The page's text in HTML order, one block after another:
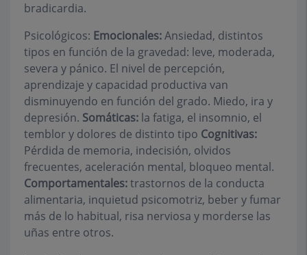
bradicardia.
Psicológicos: Emocionales:Ansiedad, distintos
tipos en función de la gravedad: leve, moderada,
severa y pánico. El nivel de percepción,
aprendizaje y capacidad productiva van
disminuyendo en función del grado. Miedo, ira y
depresión. Somáticas: la fatiga, el insomnio, el
temblor y dolores de distinto tipo Cognitivas:
Pérdida de memoria, indecisión, olvidos
frecuentes, aceleración mental, bloqueo mental.
Comportamentales:trastornos de la conducta
alimentaria, inquietud psicomotriz, beber y fumar
más de lo habitual, risa nerviosa y morderse las
uñas entre otros.